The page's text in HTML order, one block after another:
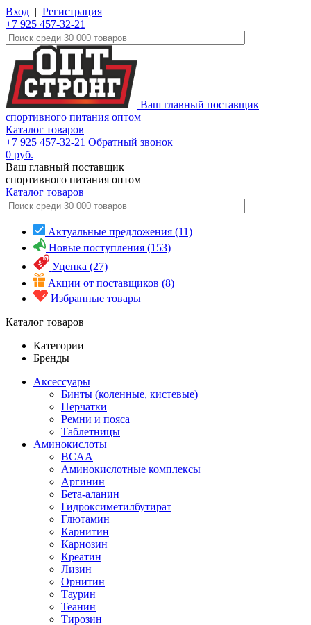
Вход | Регистрация
+7 925 457-32-21
Ваш главный поставщик
спортивного питания оптом
Каталог товаров
+7 925 457-32-21 Обратный звонок
0 руб.
Ваш главный поставщик
спортивного питания оптом
Каталог товаров
Актуальные предложения (11)
Новые поступления (153)
Уценка (27)
Акции от поставщиков (8)
Избранные товары
Каталог товаров
Категории
Бренды
Аксессуары
Бинты (коленные, кистевые)
Перчатки
Ремни и пояса
Таблетницы
Аминокислоты
BCAA
Аминокислотные комплексы
Аргинин
Бета-аланин
Гидроксиметилбутират
Глютамин
Карнитин
Карнозин
Креатин
Лизин
Орнитин
Таурин
Теанин
Тирозин